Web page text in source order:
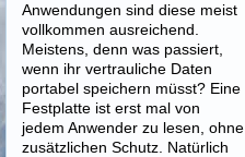
Anwendungen sind diese meist
vollkommen ausreichend.
Meistens, denn was passiert,
wenn ihr vertrauliche Daten
portabel speichern müsst? Eine
Festplatte ist erst mal von
jedem Anwender zu lesen, ohne
zusätzlichen Schutz. Natürlich